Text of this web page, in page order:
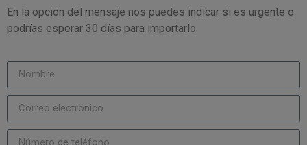
En la opción del mensaje nos puedes indicar si es urgente o
podrías esperar 30 días para importarlo.